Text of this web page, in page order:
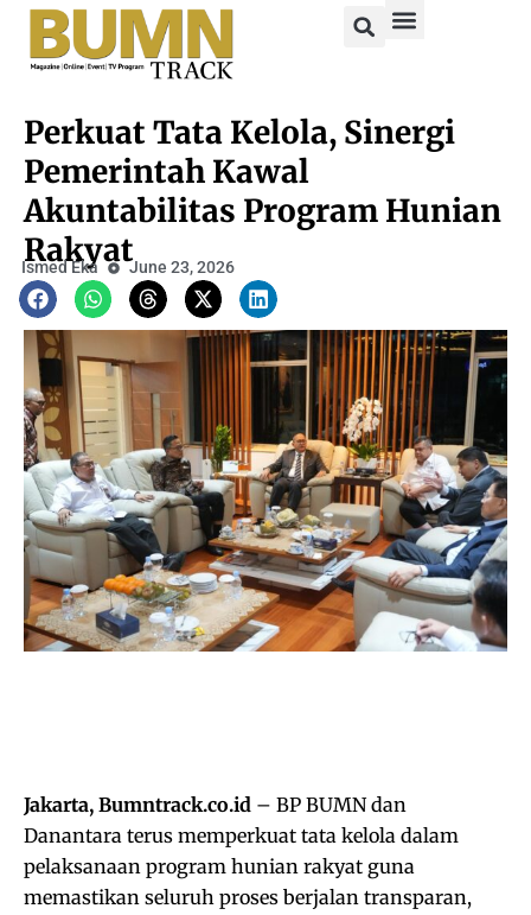
Perkuat Tata Kelola, Sinergi
Pemerintah Kawal
Akuntabilitas Program Hunian
Rakyat
Ismed Eka June 23, 2026
Jakarta, Bumntrack.co.id – BP BUMN dan
Danantara terus memperkuat tata kelola dalam
pelaksanaan program hunian rakyat guna
memastikan seluruh proses berjalan transparan,